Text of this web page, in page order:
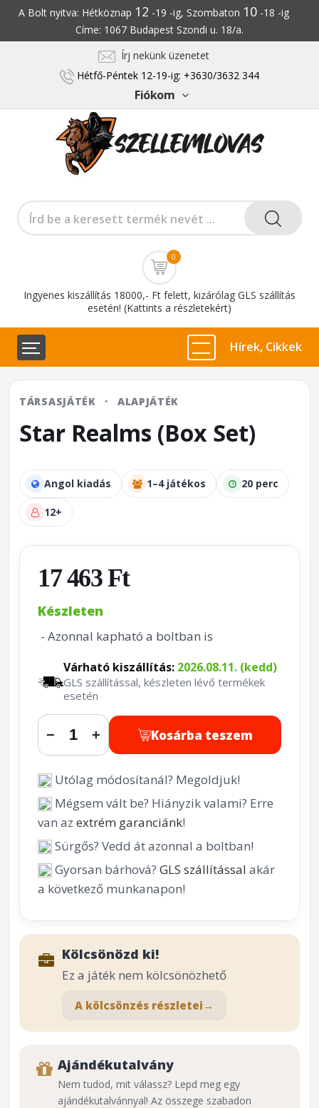
A Bolt nyitva: Hétköznap 12 -19 -ig, Szombaton 10-18 -ig
Címe: 1067 Budapest Szondi u. 18/a.
Írj nekünk üzenetet
Hétfő-Péntek 12-19-ig: +3630/3632 344
Fiókom
0
Ingyenes kiszállítás 18000,- Ft felett, kizárólag GLS szállítás
esetén! (Kattints a részletekért)
Hírek, Cikkek
TÁRSASJÁTÉK · ALAPJÁTÉK
Star Realms (Box Set)
Angol kiadás 1–4 játékos 20 perc
12+
17 463 Ft
Készleten
- Azonnal kapható a boltban is
Várható kiszállítás: 2026.08.11. (kedd)
GLS szállítással, készleten lévő termékek
esetén
− + Kosárba teszem
Utólag módosítanál? Megoldjuk!
Mégsem vált be? Hiányzik valami? Erre
van az extrém garanciánk!
Sürgős? Vedd át azonnal a boltban!
Gyorsan bárhová? GLS szállítással akár
a következő munkanapon!
Kölcsönözd ki!
Ez a játék nem kölcsönözhető
A kölcsönzés részletei →
Ajándékutalvány
Nem tudod, mit válassz? Lepd meg egy
ajándékutalvánnyal! Az összege szabadon